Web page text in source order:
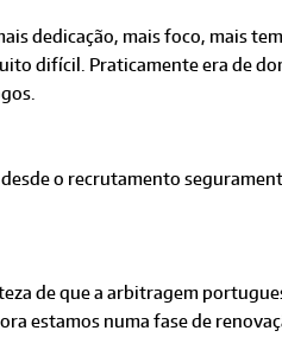
dedicação, mais foco, mais
difícil. Praticamente era de
o recrutamento
de que a arbitragem
estamos numa fase de